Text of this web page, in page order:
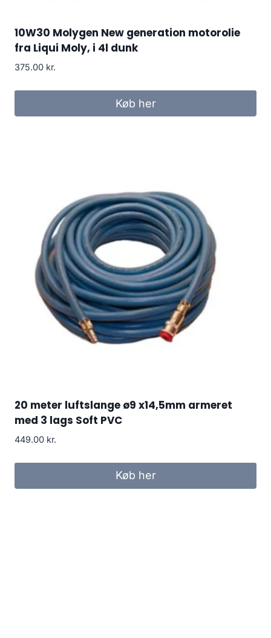
10W30 Molygen New generation motorolie
fra Liqui Moly, i 4l dunk
375.00 kr.
Køb her
20 meter luftslange ø9 x14,5mm armeret
med 3 lags Soft PVC
449.00 kr.
Køb her